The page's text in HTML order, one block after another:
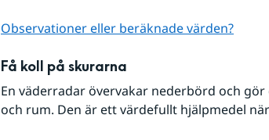
Observationer eller beräknade värden?
Få koll på skurarna
En väderradar övervakar nederbörd och
och rum. Den är ett värdefullt hjälpmedel